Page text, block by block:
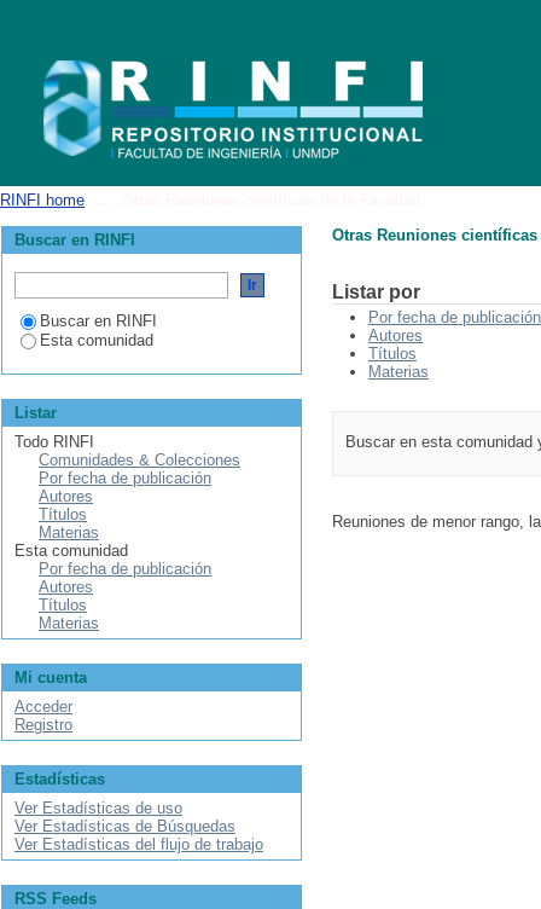
RINFI home
Otras Reuniones
Listar por
Por fecha de publicación
Autores
Títulos
Materias
Buscar en esta
Reuniones de menor rango,
Buscar en RINFI
Buscar en RINFI
Esta comunidad
Listar
Todo RINFI
Comunidades & Colecciones
Por fecha de publicación
Autores
Títulos
Materias
Esta comunidad
Por fecha de publicación
Autores
Títulos
Materias
Mi cuenta
Acceder
Registro
Estadísticas
Ver Estadísticas de uso
Ver Estadísticas de Búsquedas
Ver Estadísticas del flujo de trabajo
RSS Feeds